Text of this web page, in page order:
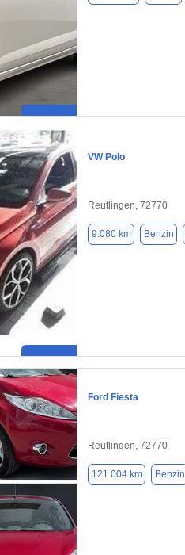
VW Polo
Reutlingen, 72770
9.080 km Benzin
Ford Fiesta
Reutlingen, 72770
121.004 km Benzin